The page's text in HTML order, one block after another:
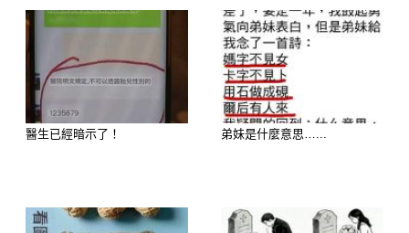
看你的運勢如何 選擇你香吃的菜品
A. 砂鍋獅子頭（熱氣騰騰的肉料理）
B. 鮮蝦粉絲煲（鮮甜入味的排隊名
C. 藥膳燉排骨（香氣濃郁的滋補湯
醫生已經暗示了！ 弟妹是什麼意思…...